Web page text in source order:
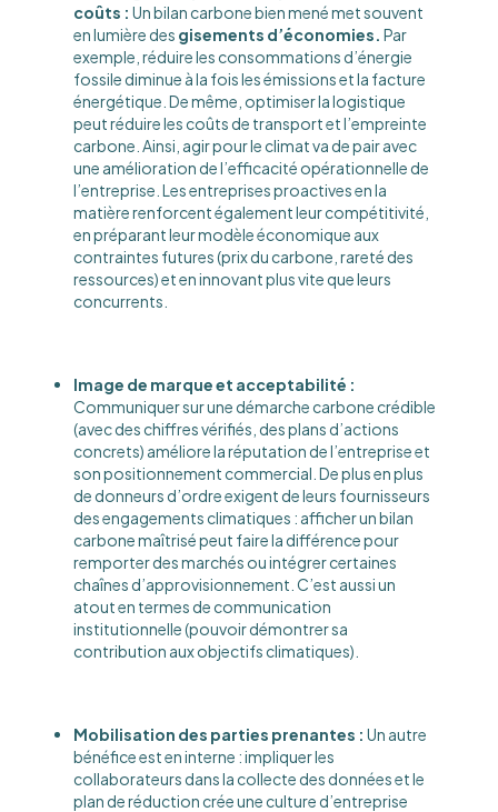
coûts : Un bilan carbone bien mené met souvent
en lumière des gisements d’économies. Par
exemple, réduire les consommations d’énergie
fossile diminue à la fois les émissions et la facture
énergétique. De même, optimiser la logistique
peut réduire les coûts de transport et l’empreinte
carbone. Ainsi, agir pour le climat va de pair avec
une amélioration de l’efficacité opérationnelle de
l’entreprise. Les entreprises proactives en la
matière renforcent également leur compétitivité,
en préparant leur modèle économique aux
contraintes futures (prix du carbone, rareté des
ressources) et en innovant plus vite que leurs
concurrents.
Image de marque et acceptabilité :
Communiquer sur une démarche carbone crédible
(avec des chiffres vérifiés, des plans d’actions
concrets) améliore la réputation de l’entreprise et
son positionnement commercial​. De plus en plus
de donneurs d’ordre exigent de leurs fournisseurs
des engagements climatiques : afficher un bilan
carbone maîtrisé peut faire la différence pour
remporter des marchés ou intégrer certaines
chaînes d’approvisionnement. C’est aussi un
atout en termes de communication
institutionnelle (pouvoir démontrer sa
contribution aux objectifs climatiques).
Mobilisation des parties prenantes : Un autre
bénéfice est en interne : impliquer les
collaborateurs dans la collecte des données et le
plan de réduction crée une culture d’entreprise